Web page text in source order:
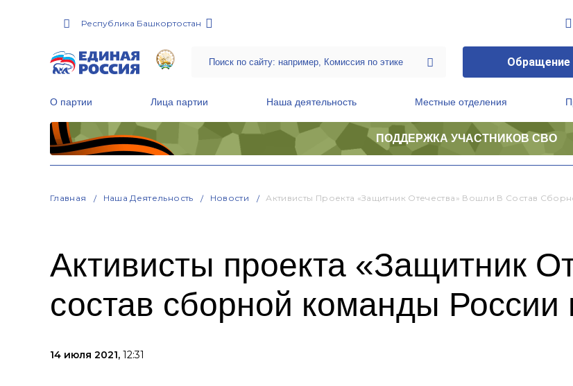
Республика Башкортостан
Обращение
О партии Лица партии Наша деятельность Местные отделения
ПОДДЕРЖКА УЧАСТНИКОВ СВО
Главная Наша Деятельность Новости Активисты Проекта «Защитник Отечества» Вошли В Состав
Активисты проекта «Защитник
состав сборной команды России
14 июля 2021, 12:31